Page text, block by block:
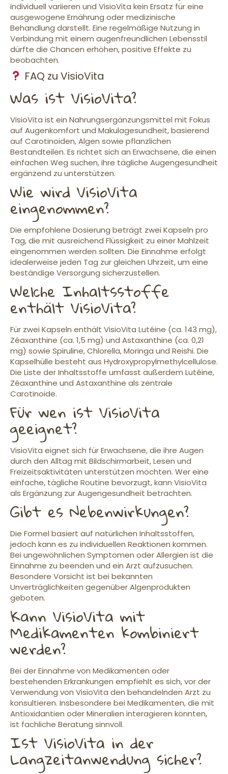
individuell variieren und VisioVita kein Ersatz für eine
ausgewogene Ernährung oder medizinische
Behandlung darstellt. Eine regelmäßige Nutzung in
Verbindung mit einem augenfreundlichen Lebensstil
dürfte die Chancen erhöhen, positive Effekte zu
beobachten.
FAQ zu VisioVita
Was ist VisioVita?
VisioVita ist ein Nahrungsergänzungsmittel mit Fokus
auf Augenkomfort und Makulagesundheit, basierend
auf Carotinoiden, Algen sowie pflanzlichen
Bestandteilen. Es richtet sich an Erwachsene, die einen
einfachen Weg suchen, ihre tägliche Augengesundheit
ergänzend zu unterstützen.
Wie wird VisioVita
eingenommen?
Die empfohlene Dosierung beträgt zwei Kapseln pro
Tag, die mit ausreichend Flüssigkeit zu einer Mahlzeit
eingenommen werden sollten. Die Einnahme erfolgt
idealerweise jeden Tag zur gleichen Uhrzeit, um eine
beständige Versorgung sicherzustellen.
Welche Inhaltsstoffe
enthält VisioVita?
Für zwei Kapseln enthält VisioVita Lutéine (ca. 143 mg),
Zéaxanthine (ca. 1,5 mg) und Astaxanthine (ca. 0,21
mg) sowie Spiruline, Chlorella, Moringa und Reishi. Die
Kapselhülle besteht aus Hydroxypropylmethylcellulose.
Die Liste der Inhaltsstoffe umfasst außerdem Lutéine,
Zéaxanthine und Astaxanthine als zentrale
Carotinoide.
Für wen ist VisioVita
geeignet?
VisioVita eignet sich für Erwachsene, die ihre Augen
durch den Alltag mit Bildschirmarbeit, Lesen und
Freizeitsaktivitäten unterstützen möchten. Wer eine
einfache, tägliche Routine bevorzugt, kann VisioVita
als Ergänzung zur Augengesundheit betrachten.
Gibt es Nebenwirkungen?
Die Formel basiert auf natürlichen Inhaltsstoffen,
jedoch kann es zu individuellen Reaktionen kommen.
Bei ungewöhnlichen Symptomen oder Allergien ist die
Einnahme zu beenden und ein Arzt aufzusuchen.
Besondere Vorsicht ist bei bekannten
Unverträglichkeiten gegenüber Algenprodukten
geboten.
Kann VisioVita mit
Medikamenten kombiniert
werden?
Bei der Einnahme von Medikamenten oder
bestehenden Erkrankungen empfiehlt es sich, vor der
Verwendung von VisioVita den behandelnden Arzt zu
konsultieren. Insbesondere bei Medikamenten, die mit
Antioxidantien oder Mineralien interagieren könnten,
ist fachliche Beratung sinnvoll.
Ist VisioVita in der
Langzeitanwendung sicher?